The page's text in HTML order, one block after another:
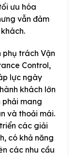
ưu hóa
vẫn đảm
phụ trách Vận
Control,
lực ngày
khách lớn
phải mang
và thoải mái.
các giải
có khả năng
các nhu cầu